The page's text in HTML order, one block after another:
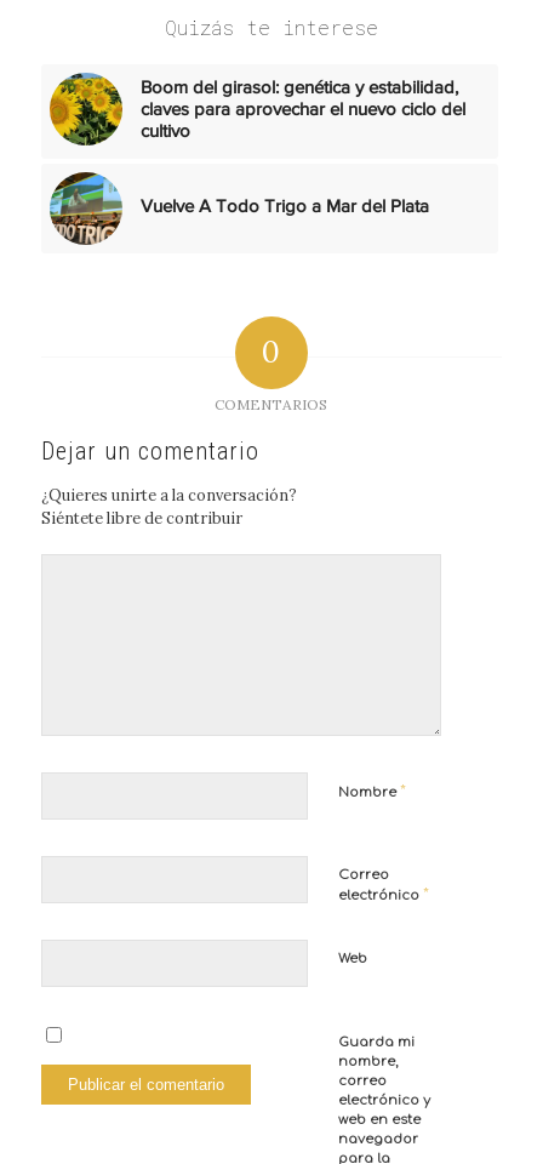
Quizás te interese
Boom del girasol: genética y estabilidad,
claves para aprovechar el nuevo ciclo del
cultivo
Vuelve A Todo Trigo a Mar del Plata
0
COMENTARIOS
Dejar un comentario
¿Quieres unirte a la conversación?
Siéntete libre de contribuir
Nombre*
Correo
electrónico *
Web
Guarda mi
nombre,
correo
electrónico y
web en este
navegador
para la